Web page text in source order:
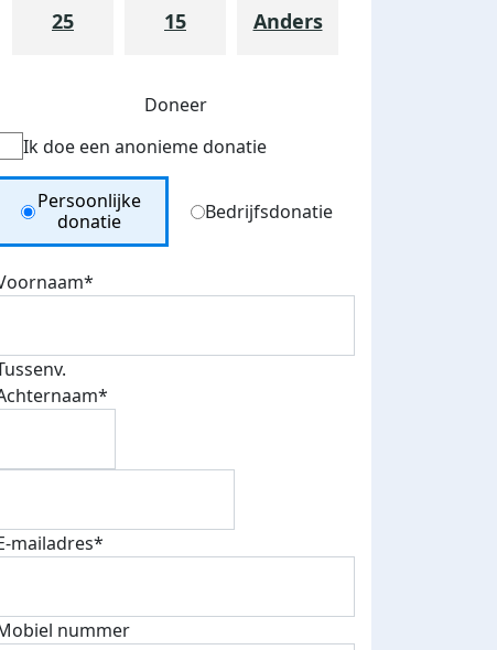
25 15 Anders
Doneer
Ik doe een anonieme donatie
Donation Type
Persoonlijke
donatie
Bedrijfsdonatie
mailadres*
nummer